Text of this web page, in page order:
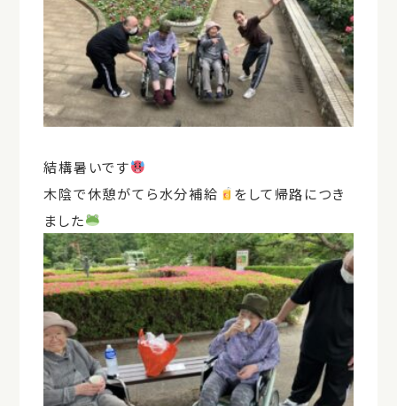
結構暑いです
木陰で休憩がてら水分補給
をして帰路につき
ました